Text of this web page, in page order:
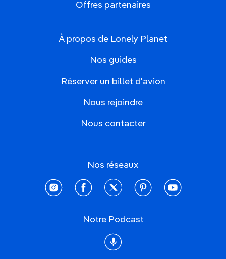
Offres partenaires
À propos de Lonely Planet
Nos guides
Réserver un billet d'avion
Nous rejoindre
Nous contacter
Nos réseaux
instagramfacebooktwitter pinterestyoutube
Notre Podcast
Podcast